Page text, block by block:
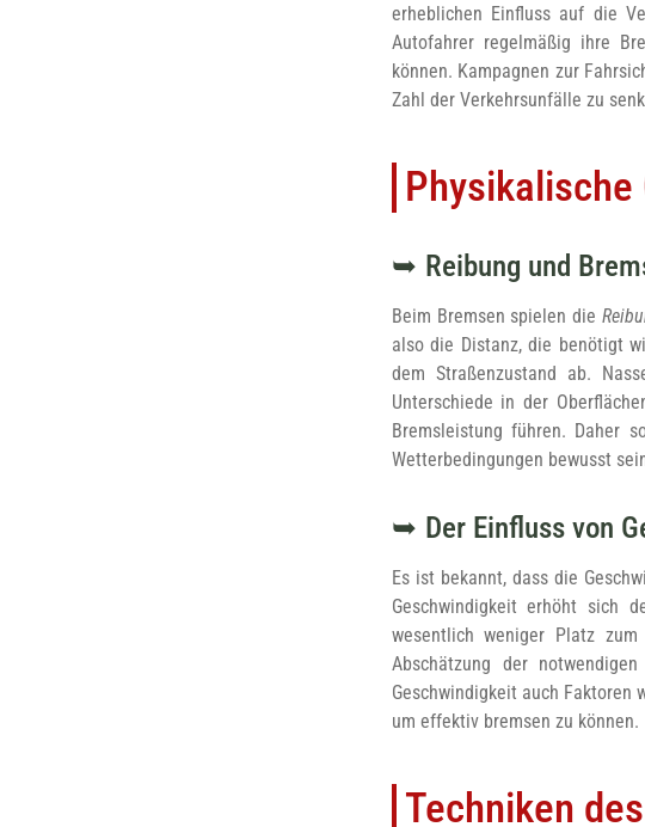
erheblichen Einfluss auf die
Autofahrer regelmäßig ihre
können. Kampagnen zur
Zahl der Verkehrsunfälle zu
Physikalische
Reibung und
Beim Bremsen spielen die
also die Distanz, die benötigt
dem Straßenzustand ab.
Unterschiede in der
Bremsleistung führen. Daher
Wetterbedingungen bewusst
Der Einfluss von
Es ist bekannt, dass die
Geschwindigkeit erhöht sich
wesentlich weniger Platz
Abschätzung der
Geschwindigkeit auch Faktoren
um effektiv bremsen zu können.
Techniken